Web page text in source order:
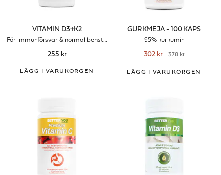
VITAMIN D3+K2
För immunförsvar & normal benstomme
255 kr
LÄGG I VARUKORGEN
GURKMEJA - 100 KAPS
95% kurkumin
302 kr 378 kr
LÄGG I VARUKORGEN